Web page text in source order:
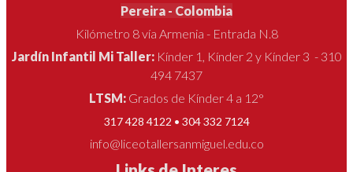
Pereira - Colombia
Kilómetro 8 vía Armenia - Entrada N.8
Jardín Infantil Mi Taller: Kínder 1, Kínder 2 y Kínder 3 - 310
494 7437
LTSM: Grados de Kínder 4 a 12°
317 428 4122 • 304 332 7124
info@liceotallersanmiguel.edu.co